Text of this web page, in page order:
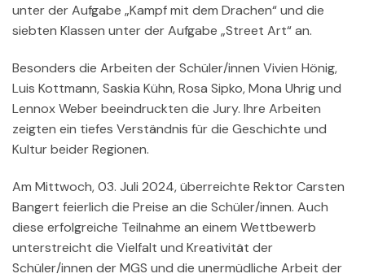
unter der Aufgabe „Kampf mit dem Drachen“ und die
siebten Klassen unter der Aufgabe „Street Art“ an.
Besonders die Arbeiten der Schüler/innen Vivien Hönig,
Luis Kottmann, Saskia Kühn, Rosa Sipko, Mona Uhrig und
Lennox Weber beeindruckten die Jury. Ihre Arbeiten
zeigten ein tiefes Verständnis für die Geschichte und
Kultur beider Regionen.
Am Mittwoch, 03. Juli 2024, überreichte Rektor Carsten
Bangert feierlich die Preise an die Schüler/innen. Auch
diese erfolgreiche Teilnahme an einem Wettbewerb
unterstreicht die Vielfalt und Kreativität der
Schüler/innen der MGS und die unermüdliche Arbeit der